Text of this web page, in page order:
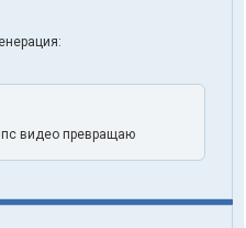
видео превращаю